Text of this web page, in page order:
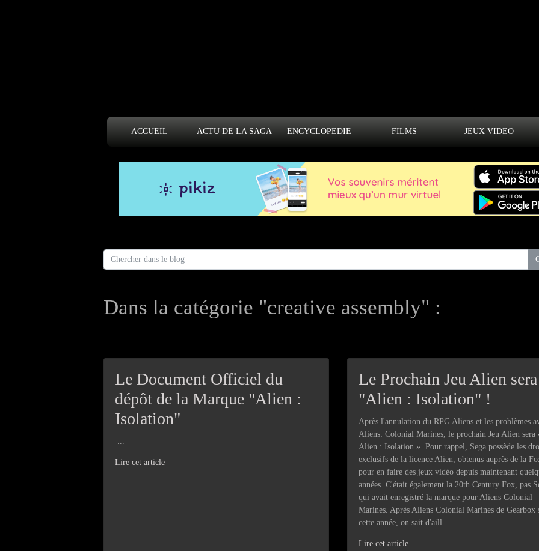
ACCUEIL ACTU DE LA SAGA ENCYCLOPEDIE FILMS JEUX VIDEO
Dans la catégorie "creative assembly" :
Le Document Officiel du
dépôt de la Marque "Alien :
Isolation"
Lire cet article
Le Prochain Jeu Alien sera
"Alien : Isolation" !
Après l'annulation du RPG Aliens et les problèmes
Aliens: Colonial Marines, le prochain Jeu Alien sera
Alien : Isolation ». Pour rappel, Sega possède les
exclusifs de la licence Alien, obtenus auprès de la
pour en faire des jeux vidéo depuis maintenant
années. C'était également la 20th Century Fox, pas
qui avait enregistré la marque pour Aliens Colonial
Marines. Après Aliens Colonial Marines de Gearbox
cette année, on sait d'aill...
Lire cet article